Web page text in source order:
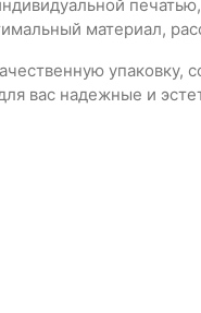
материал,
вас надежные и